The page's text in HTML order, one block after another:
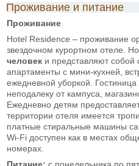
Проживание и питание
Проживание
Hotel Residence – проживание
звездочном курортном отеле.
человек и представляют
апартаменты с мини-кухней,
ежедневной уборкой.
неподалеку от кампуса,
Ежедневно детям
территории отеля имеется
платные стиральные машины
Wi-Fi доступен как в местах
номерах.
Питание: с понедельника по